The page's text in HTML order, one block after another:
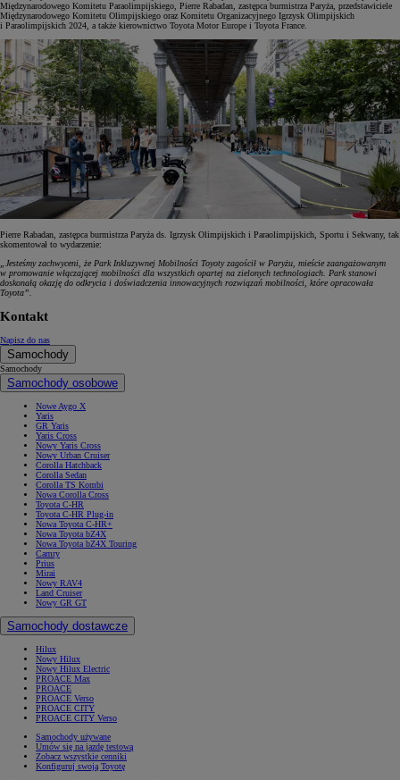
Międzynarodowego Komitetu Paraolimpijskiego, Pierre Rabadan, zastępca burmistrza Paryża, przedstawiciele
Międzynarodowego Komitetu Olimpijskiego oraz Komitetu Organizacyjnego Igrzysk Olimpijskich
i Paraolimpijskich 2024, a także kierownictwo Toyota Motor Europe i Toyota France.
Pierre Rabadan, zastępca burmistrza Paryża ds. Igrzysk Olimpijskich i Paraolimpijskich, Sportu i Sekwany, tak
skomentował to wydarzenie:
„Jesteśmy zachwyceni, że Park Inkluzywnej Mobilności Toyoty zagościł w Paryżu, mieście zaangażowanym
w promowanie włączającej mobilności dla wszystkich opartej na zielonych technologiach. Park stanowi
doskonałą okazję do odkrycia i doświadczenia innowacyjnych rozwiązań mobilności, które opracowała
Toyota”.
Kontakt
Napisz do nas
Samochody
Samochody
Samochody osobowe
Nowe Aygo X
Yaris
GR Yaris
Yaris Cross
Nowy Yaris Cross
Nowy Urban Cruiser
Corolla Hatchback
Corolla Sedan
Corolla TS Kombi
Nowa Corolla Cross
Toyota C-HR
Toyota C-HR Plug-in
Nowa Toyota C-HR+
Nowa Toyota bZ4X
Nowa Toyota bZ4X Touring
Camry
Prius
Mirai
Nowy RAV4
Land Cruiser
Nowy GR GT
Samochody dostawcze
Hilux
Nowy Hilux
Nowy Hilux Electric
PROACE Max
PROACE
PROACE Verso
PROACE CITY
PROACE CITY Verso
Samochody używane
Umów się na jazdę testową
Zobacz wszystkie cenniki
Konfiguruj swoją Toyotę